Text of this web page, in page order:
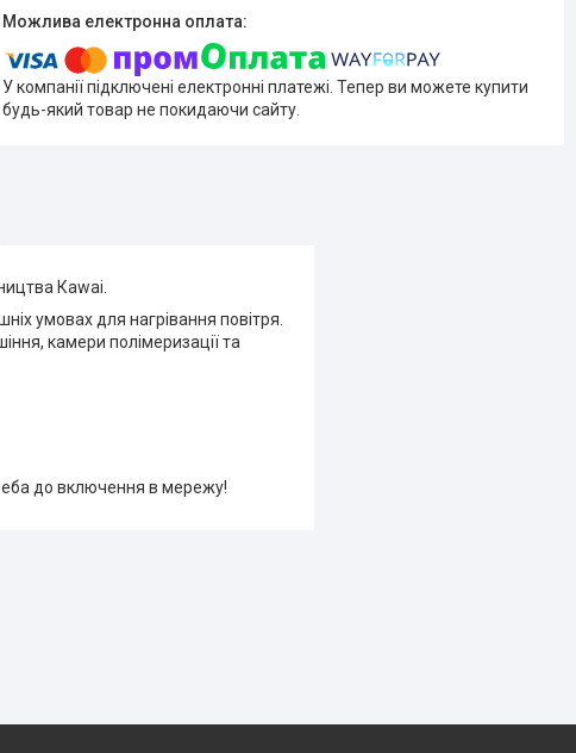
У компанії підключені електронні платежі. Тепер ви можете купити
будь-який товар не покидаючи сайту.
Каwai.
умовах для нагрівання повітря.
камери полімеризації та
до включення в мережу!